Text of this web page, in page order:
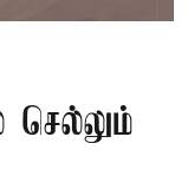
செல்லும்